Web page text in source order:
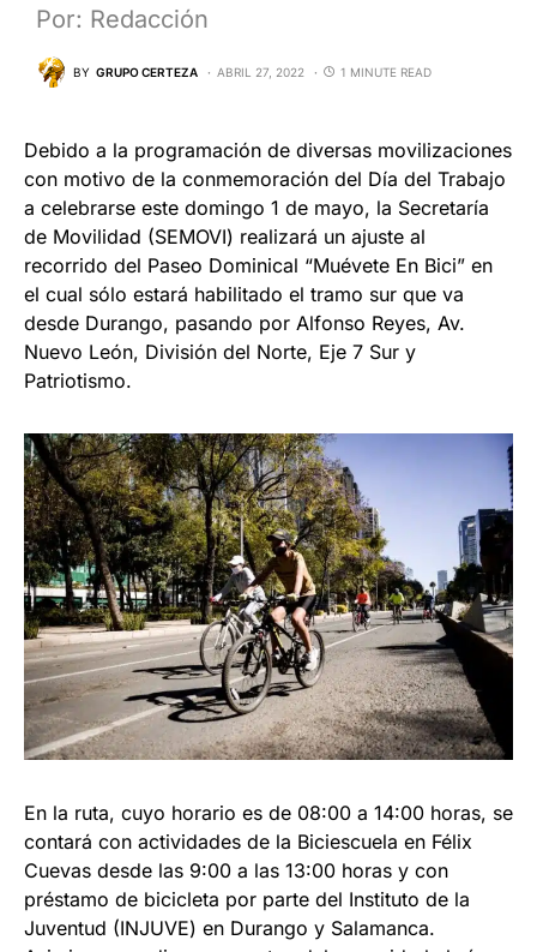
Por: Redacción
BY GRUPO CERTEZA ABRIL 27, 2022 1 MINUTE READ
Debido a la programación de diversas movilizaciones
con motivo de la conmemoración del Día del Trabajo
a celebrarse este domingo 1 de mayo, la Secretaría
de Movilidad (SEMOVI) realizará un ajuste al
recorrido del Paseo Dominical “Muévete En Bici” en
el cual sólo estará habilitado el tramo sur que va
desde Durango, pasando por Alfonso Reyes, Av.
Nuevo León, División del Norte, Eje 7 Sur y
Patriotismo.
En la ruta, cuyo horario es de 08:00 a 14:00 horas, se
contará con actividades de la Biciescuela en Félix
Cuevas desde las 9:00 a las 13:00 horas y con
préstamo de bicicleta por parte del Instituto de la
Juventud (INJUVE) en Durango y Salamanca.